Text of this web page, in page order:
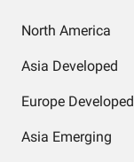
North America
Asia Developed
Europe Developed
Asia Emerging